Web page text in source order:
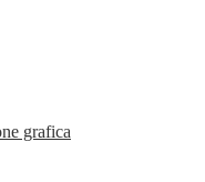
grafica